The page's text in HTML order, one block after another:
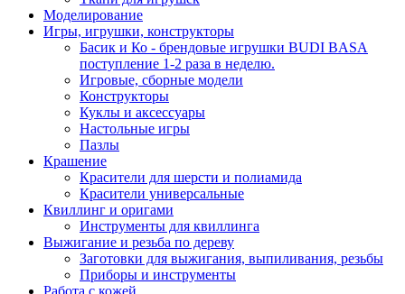
Моделирование
Игры, игрушки, конструкторы
Басик и Ко - брендовые игрушки BUDI BASA
поступление 1-2 раза в неделю.
Игровые, сборные модели
Конструкторы
Куклы и аксессуары
Настольные игры
Пазлы
Крашение
Красители для шерсти и полиамида
Красители универсальные
Квиллинг и оригами
Инструменты для квиллинга
Выжигание и резьба по дереву
Заготовки для выжигания, выпиливания, резьбы
Приборы и инструменты
Работа с кожей